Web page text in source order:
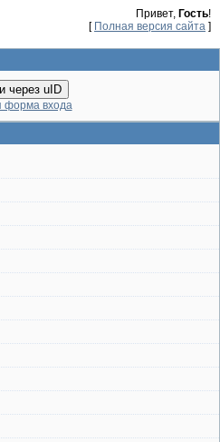
Привет, Гость!
[ Полная версия сайта ]
через uID
форма входа